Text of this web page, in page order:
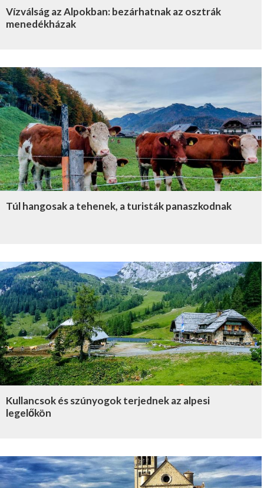
Vízválság az Alpokban: bezárhatnak az osztrák
menedékházak
Túl hangosak a tehenek, a turisták panaszkodnak
Kullancsok és szúnyogok terjednek az alpesi
legelőkön